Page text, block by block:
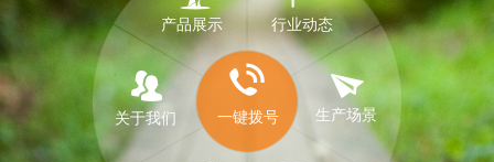
一键拨号
产品展示 行业动态
生产场景
关于我们